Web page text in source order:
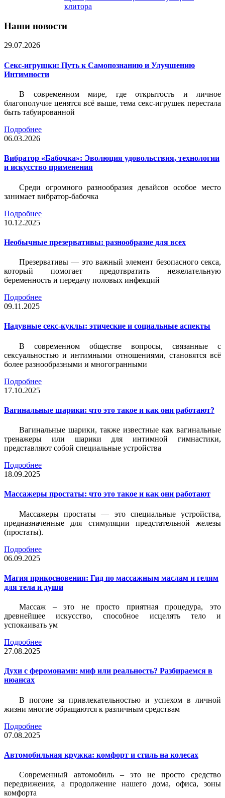
клитора
Наши новости
29.07.2026
Секс-игрушки: Путь к Самопознанию и Улучшению
Интимности
В современном мире, где открытость и личное
благополучие ценятся всё выше, тема секс-игрушек перестала
быть табуированной
Подробнее
06.03.2026
Вибратор «Бабочка»: Эволюция удовольствия, технологии
и искусство применения
Среди огромного разнообразия девайсов особое место
занимает вибратор-бабочка
Подробнее
10.12.2025
Необычные презервативы: разнообразие для всех
Презервативы — это важный элемент безопасного секса,
который помогает предотвратить нежелательную
беременность и передачу половых инфекций
Подробнее
09.11.2025
Надувные секс-куклы: этические и социальные аспекты
В современном обществе вопросы, связанные с
сексуальностью и интимными отношениями, становятся всё
более разнообразными и многогранными
Подробнее
17.10.2025
Вагинальные шарики: что это такое и как они работают?
Вагинальные шарики, также известные как вагинальные
тренажеры или шарики для интимной гимнастики,
представляют собой специальные устройства
Подробнее
18.09.2025
Массажеры простаты: что это такое и как они работают
Массажеры простаты — это специальные устройства,
предназначенные для стимуляции предстательной железы
(простаты).
Подробнее
06.09.2025
Магия прикосновения: Гид по массажным маслам и гелям
для тела и души
Массаж – это не просто приятная процедура, это
древнейшее искусство, способное исцелять тело и
успокаивать ум
Подробнее
27.08.2025
Духи с феромонами: миф или реальность? Разбираемся в
нюансах
В погоне за привлекательностью и успехом в личной
жизни многие обращаются к различным средствам
Подробнее
07.08.2025
Автомобильная кружка: комфорт и стиль на колесах
Современный автомобиль – это не просто средство
передвижения, а продолжение нашего дома, офиса, зоны
комфорта